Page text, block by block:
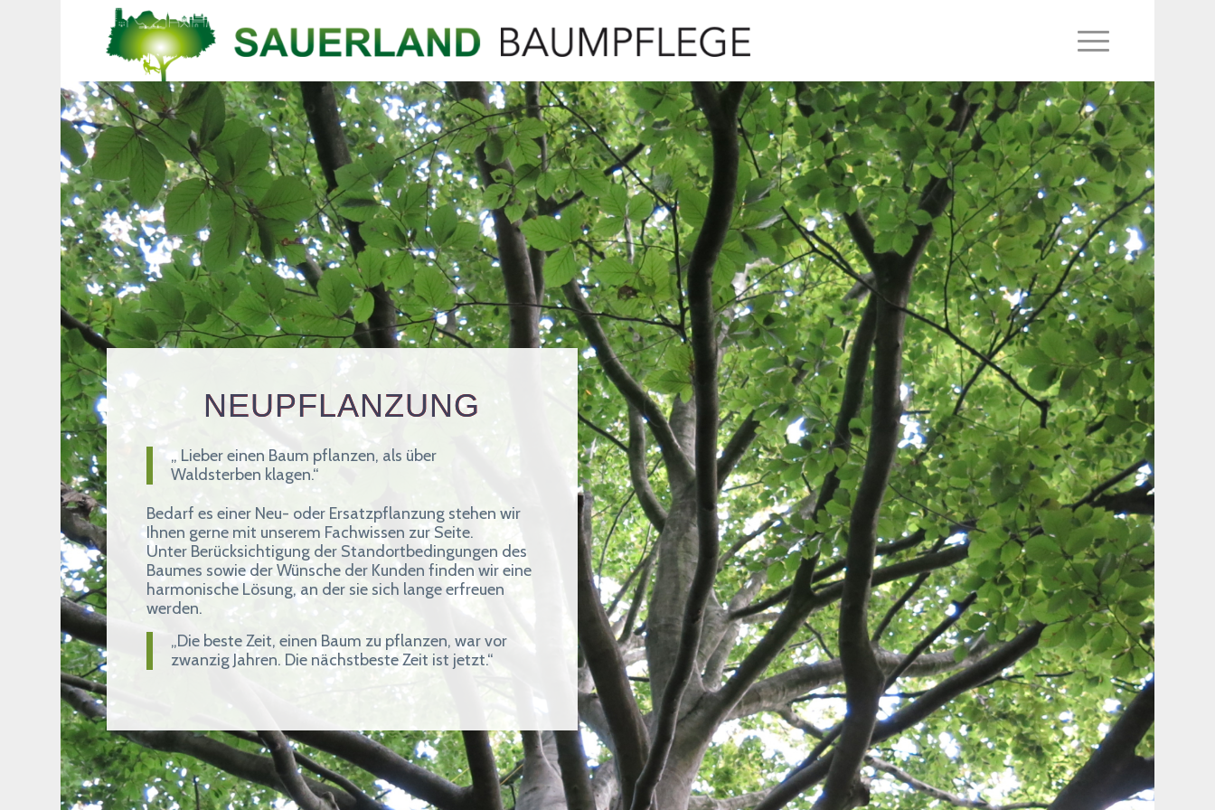
NEUPFLANZUNG
„ Lieber einen Baum pflanzen, als über
Waldsterben klagen.“
Bedarf es einer Neu- oder Ersatzpflanzung stehen wir
Ihnen gerne mit unserem Fachwissen zur Seite.
Unter Berücksichtigung der Standortbedingungen des
Baumes sowie der Wünsche der Kunden finden wir eine
harmonische Lösung, an der sie sich lange erfreuen
werden.
„Die beste Zeit, einen Baum zu pflanzen, war vor
zwanzig Jahren. Die nächstbeste Zeit ist jetzt.“